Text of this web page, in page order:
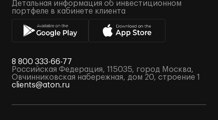
Детальная информация об инвестиционном
портфеле в кабинете клиента
8 800 333-66-77
Российская Федерация, 115035, город Москва,
Овчинниковская набережная, дом 20, строение 1
clients@aton.ru